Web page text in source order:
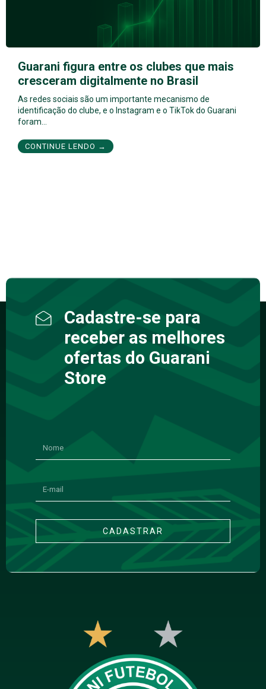
Guarani figura entre os clubes que mais
cresceram digitalmente no Brasil
As redes sociais são um importante mecanismo de
identificação do clube, e o Instagram e o TikTok do Guarani
foram…
CONTINUE LENDO →
Cadastre-se para
receber as melhores
ofertas do Guarani
Store
CADASTRAR